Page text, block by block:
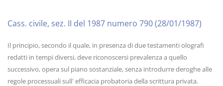
Cass. civile, sez. II del 1987 numero 790 (28/01/1987)
Il principio, secondo il quale, in presenza di due testamenti olografi
redatti in tempi diversi, deve riconoscersi prevalenza a quello
successivo, opera sul piano sostanziale, senza introdurre deroghe alle
regole processuali sull' efficacia probatoria della scrittura privata.